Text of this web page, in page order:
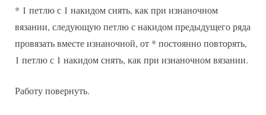
* 1 петлю с 1 накидом снять, как при изнаночном
вязании, следующую петлю с накидом предыдущего ряда
провязать вместе изнаночной, от * постоянно повторять,
1 петлю с 1 накидом снять, как при изнаночном вязании.
Работу повернуть.